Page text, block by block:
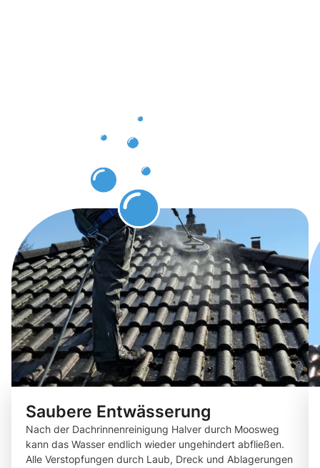
Saubere Entwässerung
Nach der Dachrinnenreinigung Halver durch Moosweg
kann das Wasser endlich wieder ungehindert abfließen.
Alle Verstopfungen durch Laub, Dreck und Ablagerungen